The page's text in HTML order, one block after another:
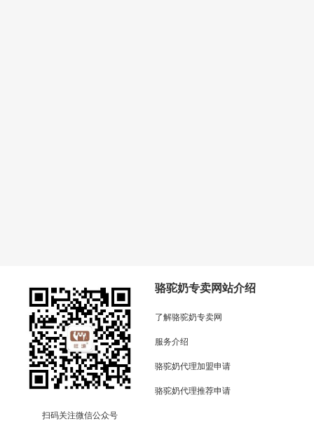
骆驼奶专卖网站介绍
了解骆驼奶专卖网
服务介绍
骆驼奶代理加盟申请
骆驼奶代理推荐申请
扫码关注微信公众号